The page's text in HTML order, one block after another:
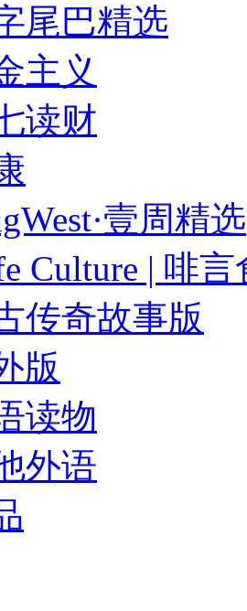
尾巴精选
主义
读财
壹周精选
Culture | 啡
传奇故事版
版
读物
外语